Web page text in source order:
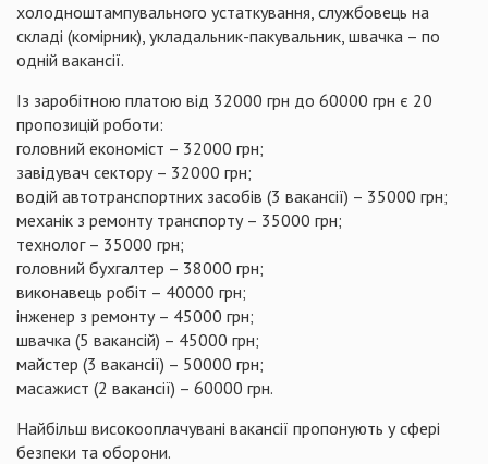
холодноштампувального устаткування, службовець на
складі (комірник), укладальник-пакувальник, швачка – по
одній вакансії.
Із заробітною платою від 32000 грн до 60000 грн є 20
пропозицій роботи:
головний економіст – 32000 грн;
завідувач сектору – 32000 грн;
водій автотранспортних засобів (3 вакансії) – 35000 грн;
механік з ремонту транспорту – 35000 грн;
технолог – 35000 грн;
головний бухгалтер – 38000 грн;
виконавець робіт – 40000 грн;
інженер з ремонту – 45000 грн;
швачка (5 вакансій) – 45000 грн;
майстер (3 вакансії) – 50000 грн;
масажист (2 вакансії) – 60000 грн.
Найбільш високооплачувані вакансії пропонують у сфері
безпеки та оборони.